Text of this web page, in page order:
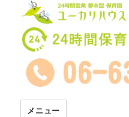
24時間託児所
メニュー